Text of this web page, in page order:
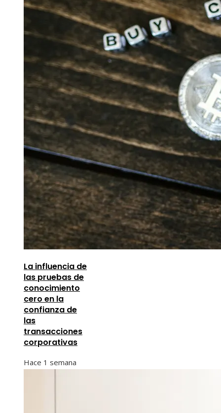
La influencia de
las pruebas de
conocimiento
cero en la
confianza de
las
transacciones
corporativas
Hace 1 semana